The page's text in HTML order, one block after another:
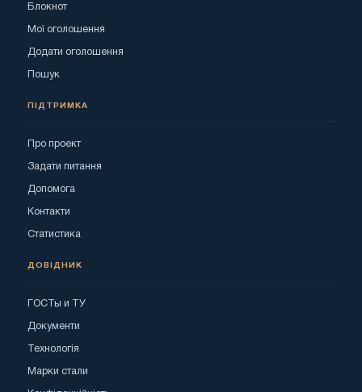
Блокнот
Мої оголошення
Додати оголошення
Пошук
ПІДТРИМКА
Про проект
Задати питання
Допомога
Контакти
Статистика
ДОВІДНИК
ГОСТы и ТУ
Документи
Технологія
Марки стали